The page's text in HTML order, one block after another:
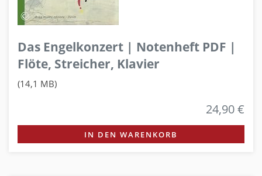
Das Engelkonzert | Notenheft PDF |
Flöte, Streicher, Klavier
(14,1 MB)
24,90 €
IN DEN WARENKORB